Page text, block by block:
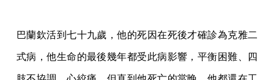
巴蘭欽活到七十九歲，他的死因在死後才確診為克雅二
式病，他生命的最後幾年都受此病影響，平衡困難、四